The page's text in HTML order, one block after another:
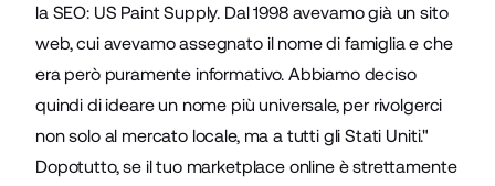
la SEO: US Paint Supply. Dal 1998 avevamo già un sito
web, cui avevamo assegnato il nome di famiglia e che
era però puramente informativo. Abbiamo deciso
quindi di ideare un nome più universale, per rivolgerci
non solo al mercato locale, ma a tutti gli Stati Uniti."
Dopotutto, se il tuo marketplace online è strettamente